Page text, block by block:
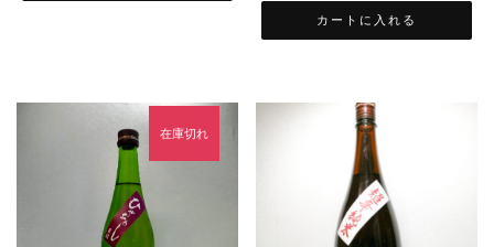
カートに入れる
在庫切れ